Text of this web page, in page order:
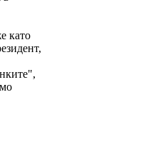
като